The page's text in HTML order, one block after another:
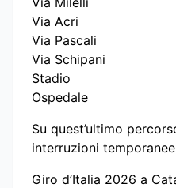
Via Acri
Via Pascali
Via Schipani
Stadio
Ospedale
Su quest’ultimo
interruzioni
Giro d’Italia 2026 a